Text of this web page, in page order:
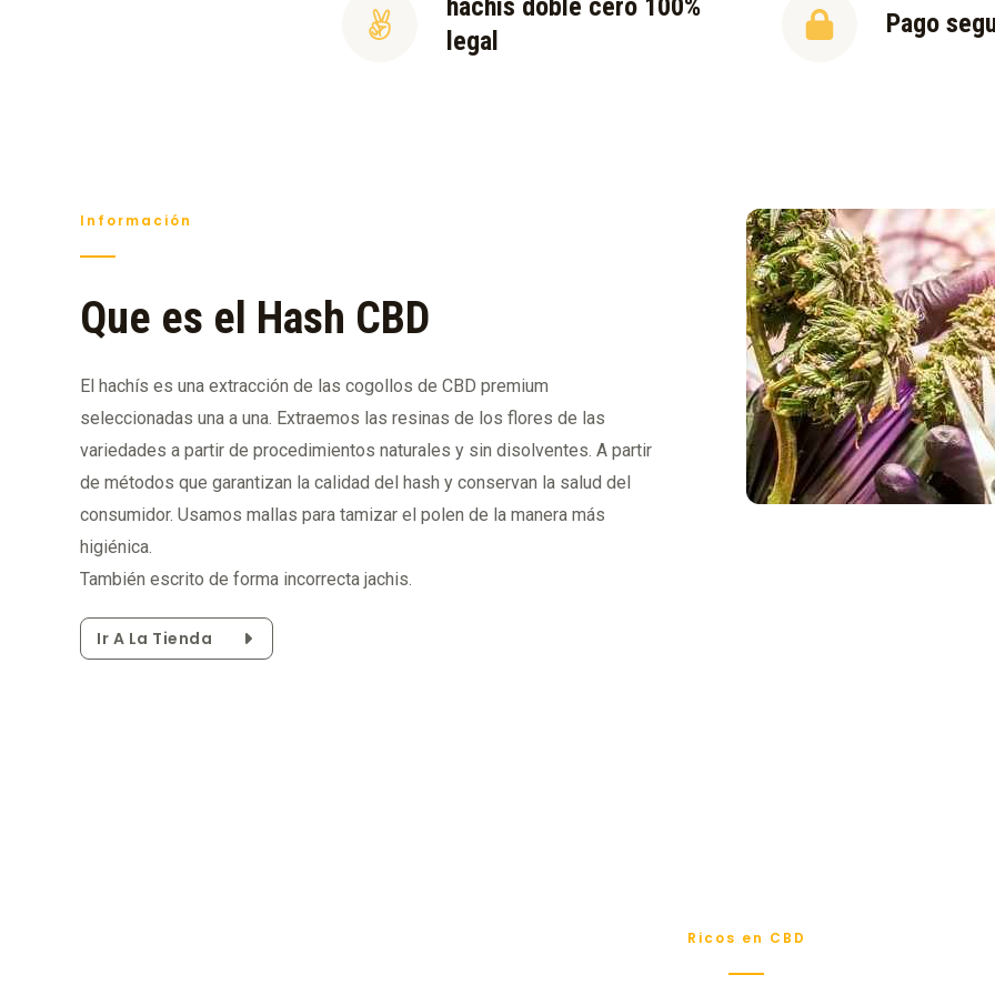
hachis doble cero 100%
legal
Pago
Información
Que es el Hash CBD
El hachís es una extracción de las cogollos de CBD premium
seleccionadas una a una. Extraemos las resinas de los flores de las
variedades a partir de procedimientos naturales y sin disolventes. A partir
de métodos que garantizan la calidad del hash y conservan la salud del
consumidor. Usamos mallas para tamizar el polen de la manera más
higiénica.
También escrito de forma incorrecta jachis.
Ir A La Tienda
Ricos en CBD